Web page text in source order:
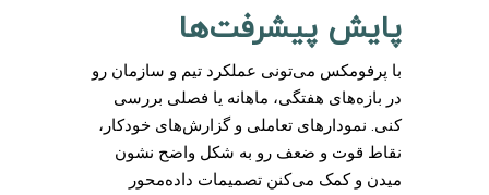
پایش پیشرفت‌ها
با پرفومکس می‌تونی عملکرد تیم و سازمان رو
در بازه‌های هفتگی، ماهانه یا فصلی بررسی
کنی. نمودارهای تعاملی و گزارش‌های خودکار،
نقاط قوت و ضعف رو به شکل واضح نشون
میدن و کمک می‌کنن تصمیمات داده‌محور